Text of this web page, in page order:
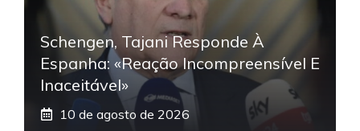
Schengen, Tajani Responde À
Espanha: «Reação Incompreensível E
Inaceitável»
10 de agosto de 2026